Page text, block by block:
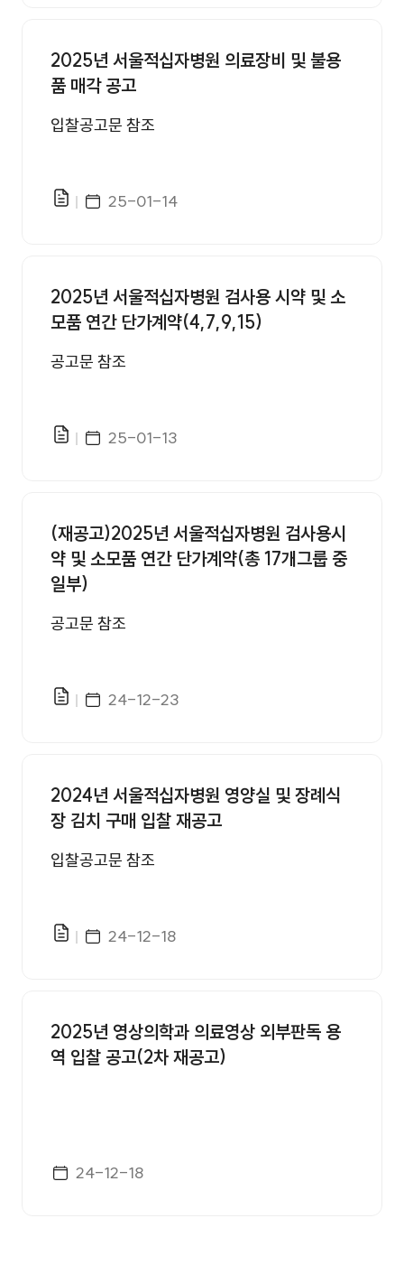
2025년 서울적십자병원 의료장비 및 불용
품 매각 공고
입찰공고문 참조
파일있음게시일자
25-01-14
2025년 서울적십자병원 검사용 시약 및 소
모품 연간 단가계약(4,7,9,15)
공고문 참조
파일있음게시일자
25-01-13
(재공고)2025년 서울적십자병원 검사용시
약 및 소모품 연간 단가계약(총 17개그룹 중
일부)
공고문 참조
파일있음게시일자
24-12-23
2024년 서울적십자병원 영양실 및 장례식
장 김치 구매 입찰 재공고
입찰공고문 참조
파일있음게시일자
24-12-18
2025년 영상의학과 의료영상 외부판독 용
역 입찰 공고(2차 재공고)
게시일자
24-12-18